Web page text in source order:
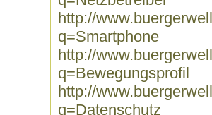
http://
q=Smartphone
http://
q=Bewegungsprofil
http://
q=Datenschutz